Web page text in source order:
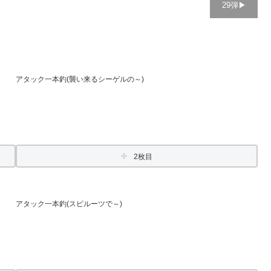
29弾▶︎
アタック一本釣(襲い来るシーゲルの～)
2枚目
アタック一本釣(スピルーツで～)